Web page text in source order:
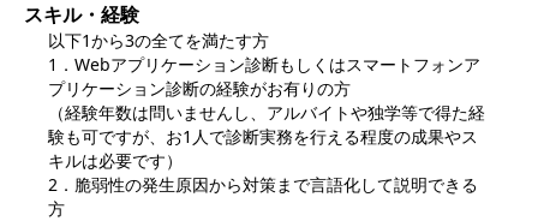
スキル・経験
以下1から3の全てを満たす方
1．Webアプリケーション診断もしくはスマートフォンア
プリケーション診断の経験がお有りの方
（経験年数は問いませんし、アルバイトや独学等で得た経
験も可ですが、お1人で診断実務を行える程度の成果やス
キルは必要です）
2．脆弱性の発生原因から対策まで言語化して説明できる
方